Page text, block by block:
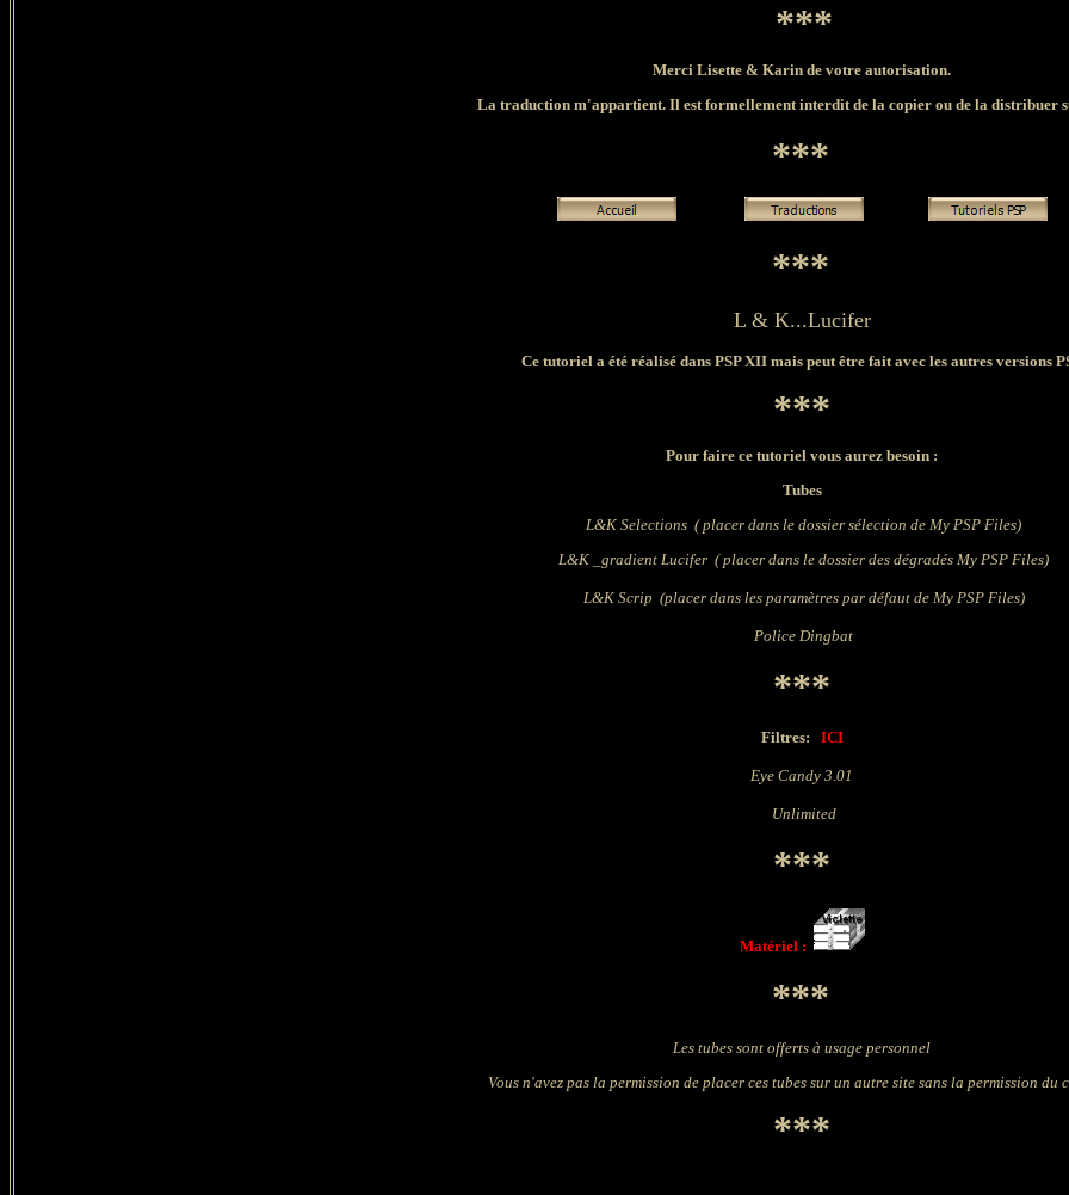
***
Merci Lisette & Karin de votre autorisation.
La traduction m'appartient. Il est formellement interdit de la copier ou de la distribuer
***
***
L & K...Lucifer
Ce tutoriel a été réalisé dans PSP XII mais peut être fait avec les autres versions
***
Pour faire ce tutoriel vous aurez besoin :
Tubes
L&K Selections ( placer dans le dossier sélection de My PSP Files)
L&K _gradient Lucifer ( placer dans le dossier des dégradés My PSP Files)
L&K Scrip (placer dans les paramètres par défaut de My PSP Files)
Police Dingbat
***
Filtres: ICI
Eye Candy 3.01
Unlimited
***
Matériel :
***
Les tubes sont offerts à usage personnel
Vous n'avez pas la permission de placer ces tubes sur un autre site sans la permission du
***